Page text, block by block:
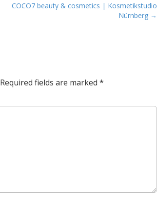
COCO7 beauty & cosmetics | Kosmetikstudio
Nürnberg →
Required fields are marked *